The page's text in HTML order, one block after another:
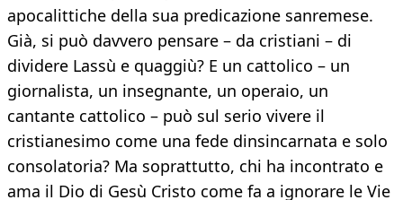
apocalittiche della sua predicazione sanremese.
Già, si può davvero pensare – da cristiani – di
dividere Lassù e quaggiù? E un cattolico – un
giornalista, un insegnante, un operaio, un
cantante cattolico – può sul serio vivere il
cristianesimo come una fede dinsincarnata e solo
consolatoria? Ma soprattutto, chi ha incontrato e
ama il Dio di Gesù Cristo come fa a ignorare le Vie